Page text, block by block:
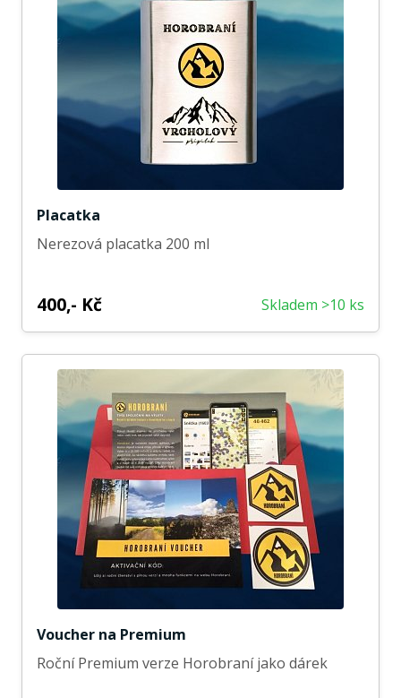
Placatka
Nerezová placatka 200 ml
400,- Kč Skladem >10 ks
Voucher na Premium
Roční Premium verze Horobraní jako dárek